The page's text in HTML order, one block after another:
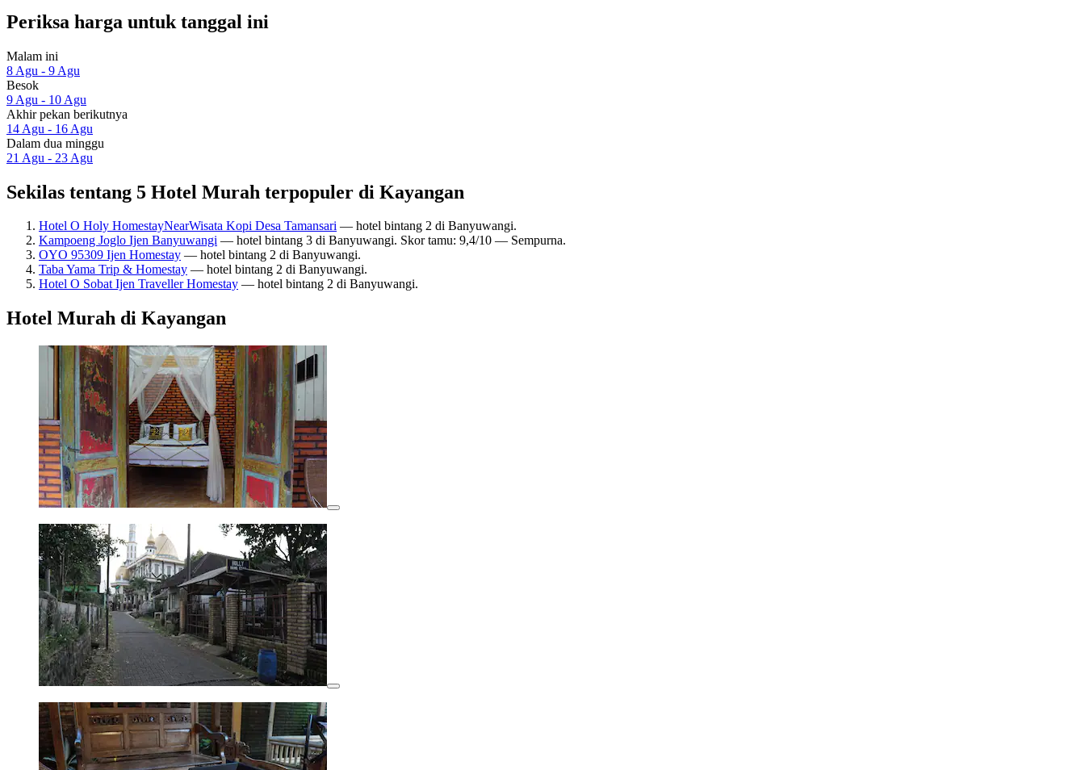
Periksa harga untuk tanggal ini
Malam ini
8 Agu - 9 Agu
Besok
9 Agu - 10 Agu
Akhir pekan berikutnya
14 Agu - 16 Agu
Dalam dua minggu
21 Agu - 23 Agu
Sekilas tentang 5 Hotel Murah terpopuler di Kayangan
Hotel O Holy HomestayNearWisata Kopi Desa Tamansari — hotel bintang 2 di Banyuwangi.
Kampoeng Joglo Ijen Banyuwangi — hotel bintang 3 di Banyuwangi. Skor tamu: 9,4/10 — Sempurna.
OYO 95309 Ijen Homestay — hotel bintang 2 di Banyuwangi.
Taba Yama Trip & Homestay — hotel bintang 2 di Banyuwangi.
Hotel O Sobat Ijen Traveller Homestay — hotel bintang 2 di Banyuwangi.
Hotel Murah di Kayangan